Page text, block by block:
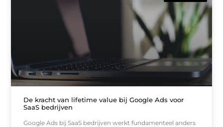
De kracht van lifetime value bij Google Ads voor
SaaS bedrijven
Google Ads bij SaaS bedrijven werkt fundamenteel anders